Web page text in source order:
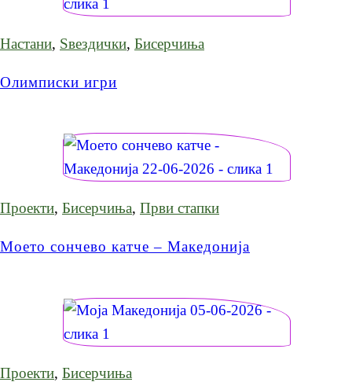
Настани, Ѕвездички, Бисерчиња
Олимписки игри
Проекти, Бисерчиња, Први стапки
Моето сончево катче – Македонија
Проекти, Бисерчиња